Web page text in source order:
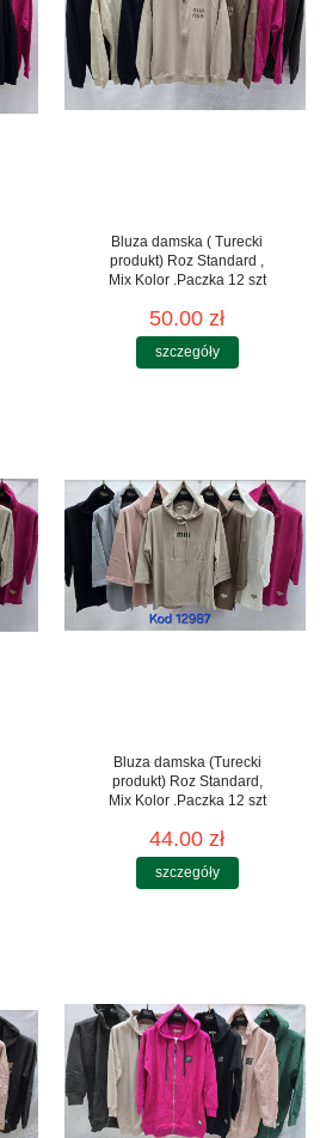
Bluza damska ( Turecki
produkt) Roz Standard ,
Mix Kolor .Paczka 12 szt
50.00 zł
szczegóły
Bluza damska (Turecki
produkt) Roz Standard,
Mix Kolor .Paczka 12 szt
44.00 zł
szczegóły